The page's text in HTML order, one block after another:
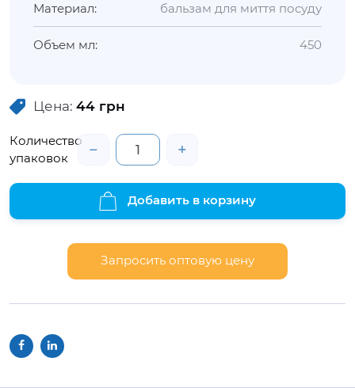
Материал: бальзам для миття посуду
Объем мл: 450
Цена: 44 грн
Количество
упаковок
− +
Добавить в корзину
Запросить оптовую цену